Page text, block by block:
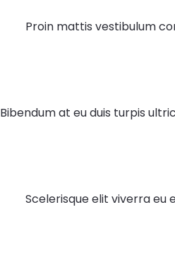
Proin mattis vestibulum
Bibendum at eu duis turpis
Scelerisque elit viverra eu